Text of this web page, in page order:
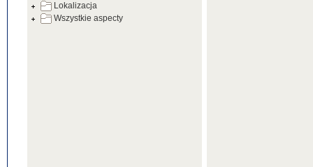
Lokalizacja
Wszystkie aspecty